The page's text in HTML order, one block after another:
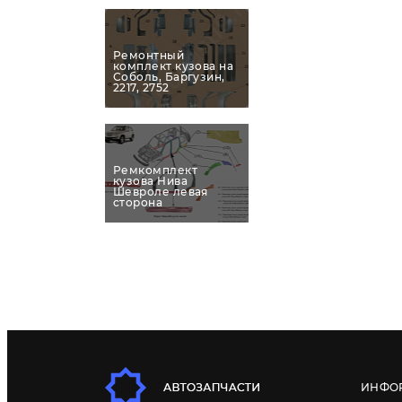
Ремонтный
комплект кузова на
Соболь, Баргузин,
2217, 2752
Ремкомплект
кузова Нива
Шевроле левая
сторона